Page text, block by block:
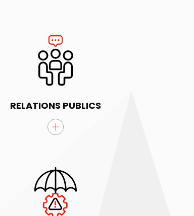
RELATIONS PUBLICS